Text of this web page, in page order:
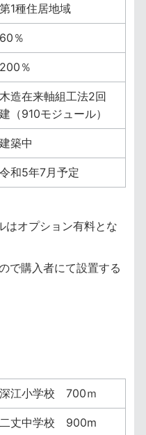
第1種住居地域
60％
200％
木造在来軸組工法2回
建（910モジュール）
建築中
令和5年7月予定
はオプション有料とな
で購入者にて設置する
深江小学校 700ｍ
二丈中学校 900m